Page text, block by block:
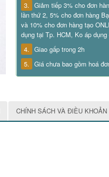
3. Giảm tiếp 3% cho đơn
lần thứ 2, 5% cho đơn hàng
và 10% cho đơn hàng tạo
dụng tại Tp. HCM, Ko áp
4. Giao gấp trong 2h
5. Giá chưa bao gồm hoá
CHÍNH SÁCH VÀ ĐIỀU KHOẢN